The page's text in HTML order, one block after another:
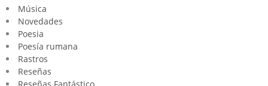
Música
Novedades
Poesia
Poesía rumana
Rastros
Reseñas